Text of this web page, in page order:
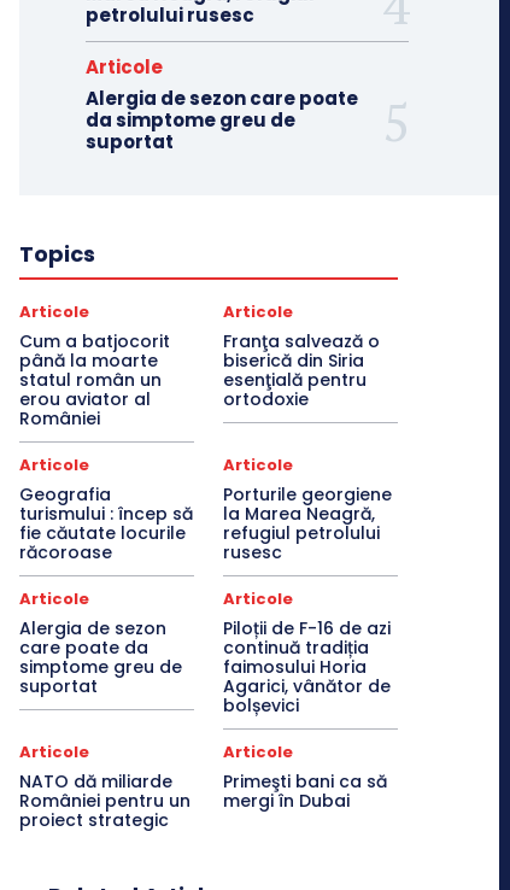
petrolului rusesc
Articole
Alergia de sezon care poate
da simptome greu de
suportat
Topics
Articole
Cum a batjocorit
până la moarte
statul român un
erou aviator al
României
Articole
Franţa salvează o
biserică din Siria
esenţială pentru
ortodoxie
Articole
Geografia
turismului : încep să
fie căutate locurile
răcoroase
Articole
Porturile georgiene
la Marea Neagră,
refugiul petrolului
rusesc
Articole
Alergia de sezon
care poate da
simptome greu de
suportat
Articole
Piloții de F-16 de azi
continuă tradiția
faimosului Horia
Agarici, vânător de
bolșevici
Articole
NATO dă miliarde
României pentru un
proiect strategic
Articole
Primeşti bani ca să
mergi în Dubai